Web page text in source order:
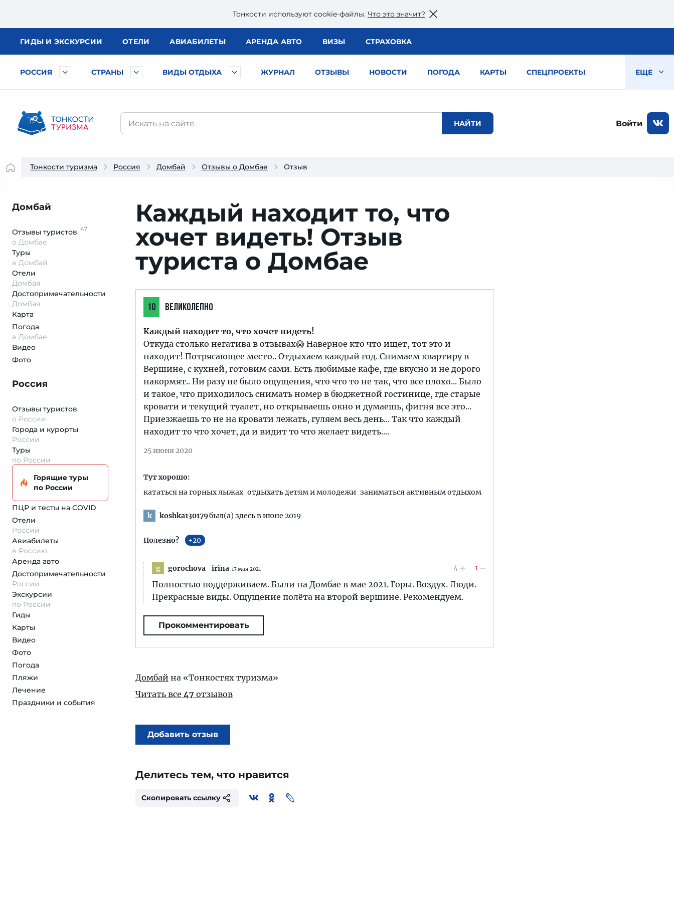
Тонкости используют сookie-файлы. Что это значит?
ГИДЫ И ЭКСКУРСИИ ОТЕЛИ АВИАБИЛЕТЫ АРЕНДА АВТО ВИЗЫ СТРАХОВКА
РОССИЯ СТРАНЫ ВИДЫ ОТДЫХА ЖУРНАЛ ОТЗЫВЫ НОВОСТИ ПОГОДА КАРТЫ СПЕЦПРОЕКТЫ ЕЩЕ
Войти
Тонкости туризма Россия Домбай Отзывы о Домбае Отзыв
Домбай
Отзывы туристов 47
о Домбае
Туры
в Домбай
Отели
Домбая
Достопримеча­тельности
Домбая
Карта
Погода
в Домбае
Видео
Фото
Россия
Отзывы туристов
о России
Города и курорты
России
Туры
по России
Горящие туры
по России
ПЦР и тесты на COVID
Отели
России
Авиабилеты
в Россию
Аренда авто
Достопримеча­тельности
России
Экскурсии
по России
Гиды
Карты
Видео
Фото
Погода
Пляжи
Лечение
Праздники и события
Каждый находит то, что
хочет видеть! Отзыв
туриста о Домбае
10 ВЕЛИКОЛЕПНО
Каждый находит то, что хочет видеть!
Откуда столько негатива в отзывах😱 Наверное кто что ищет, тот это и
находит! Потрясающее место.. Отдыхаем каждый год. Снимаем квартиру в
Вершине, с кухней, готовим сами. Есть любимые кафе, где вкусно и не дорого
накормят.. Ни разу не было ощущения, что что то не так, что все плохо... Было
и такое, что приходилось снимать номер в бюджетной гостинице, где старые
кровати и текущий туалет, но открываешь окно и думаешь, фигня все это...
Приезжаешь то не на кровати лежать, гуляем весь день... Так что каждый
находит то что хочет, да и видит то что желает видеть....
25 июня 2020
Тут хорошо:
кататься на горных лыжах отдыхать детям и молодежи заниматься активным отдыхом
k koshka130179был(а) здесь в июне 2019
Полезно? 20
g gorochova_irina 17 мая 2021 4 1
Полностью поддерживаем. Были на Домбае в мае 2021. Горы. Воздух. Люди.
Прекрасные виды. Ощущение полёта на второй вершине. Рекомендуем.
Прокомментировать
Домбай на «Тонкостях туризма»
Читать все 47 отзывов
Добавить отзыв
Делитесь тем, что нравится
Скопировать ссылку